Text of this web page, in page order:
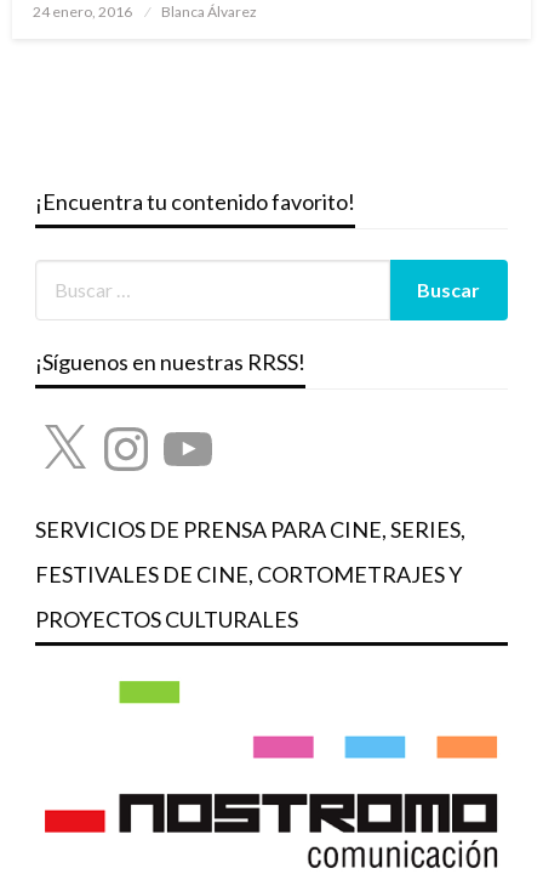
Publicado
24 enero, 2016 Blanca Álvarez
¡Encuentra tu contenido favorito!
¡Síguenos en nuestras RRSS!
X InstagramYouTube
SERVICIOS DE PRENSA PARA CINE, SERIES,
FESTIVALES DE CINE, CORTOMETRAJES Y
PROYECTOS CULTURALES